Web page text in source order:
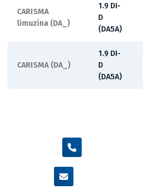
CARISMA
limuzína (DA_)
1.9 DI-
D
(DA5A)
CARISMA (DA_)
1.9 DI-
D
(DA5A)